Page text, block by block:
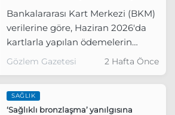
Bankalararası Kart Merkezi (BKM)
verilerine göre, Haziran 2026'da
kartlarla yapılan ödemelerin
tutarı geçen yılın aynı dönemine
Gözlem Gazetesi 2 Hafta Önce
SAĞLIK
‘Sağlıklı bronzlaşma’ yanılgısına